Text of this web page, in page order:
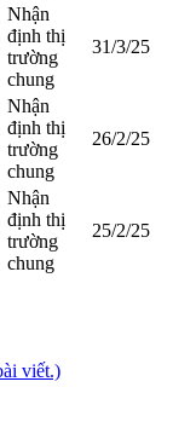
Nhận
định thị
trường
chung
31/3/25
Nhận
định thị
trường
chung
26/2/25
Nhận
định thị
trường
chung
25/2/25
viết.)